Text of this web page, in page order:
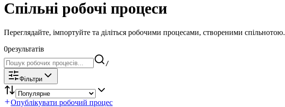
Спільні робочі процеси
Переглядайте, імпортуйте та діліться робочими процесами, створеними спільнотою.
0результатів
/
Фільтри
Опублікувати робочий процес